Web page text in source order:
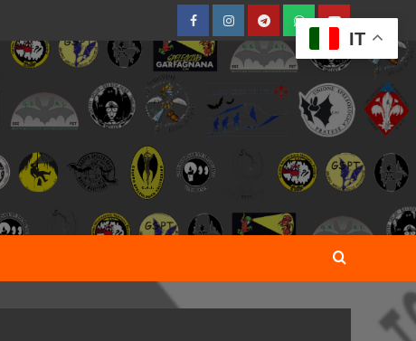
FacebookInstagramTelegramWhatsAppYouTube
IT